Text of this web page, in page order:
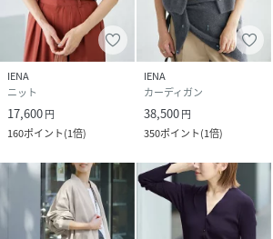
【注意事項】
・画像の商品はサンプルです。
実際の商品と仕様、加工が若干異なる場
・サイズ表記はあくまで目安となります。
・入荷状況により、お届け予定が前後する
・お客様への発送が店頭販売より遅れる場
・追加生産商品は、一部の店舗、通販で販
予めご了承下さい。
性別タイプ レディース
IENA
ニット
17,600円
160ポイント(1倍)
IENA
カーディガン
38,500円
350ポイント(1倍)